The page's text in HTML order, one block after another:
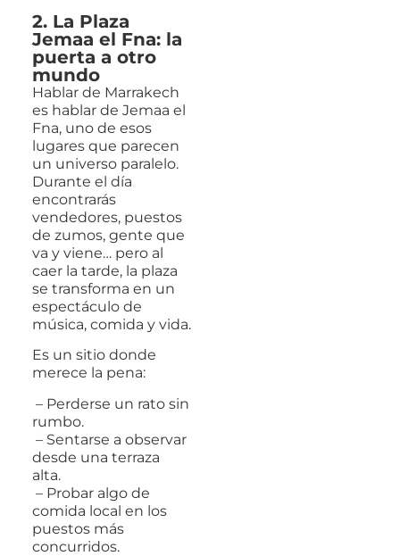
2. La Plaza
Jemaa el Fna: la
puerta a otro
mundo
Hablar de Marrakech
es hablar de Jemaa el
Fna, uno de esos
lugares que parecen
un universo paralelo.
Durante el día
encontrarás
vendedores, puestos
de zumos, gente que
va y viene… pero al
caer la tarde, la plaza
se transforma en un
espectáculo de
música, comida y vida.
Es un sitio donde
merece la pena:
– Perderse un rato sin
rumbo.
– Sentarse a observar
desde una terraza
alta.
– Probar algo de
comida local en los
puestos más
concurridos.